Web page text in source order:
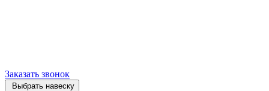
Заказать звонок
Выбрать навеску